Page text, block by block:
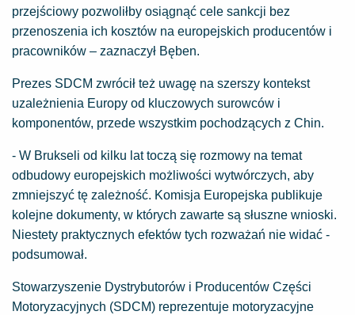
przejściowy pozwoliłby osiągnąć cele sankcji bez
przenoszenia ich kosztów na europejskich producentów i
pracowników – zaznaczył Bęben.
Prezes SDCM zwrócił też uwagę na szerszy kontekst
uzależnienia Europy od kluczowych surowców i
komponentów, przede wszystkim pochodzących z Chin.
- W Brukseli od kilku lat toczą się rozmowy na temat
odbudowy europejskich możliwości wytwórczych, aby
zmniejszyć tę zależność. Komisja Europejska publikuje
kolejne dokumenty, w których zawarte są słuszne wnioski.
Niestety praktycznych efektów tych rozważań nie widać -
podsumował.
Stowarzyszenie Dystrybutorów i Producentów Części
Motoryzacyjnych (SDCM) reprezentuje motoryzacyjne